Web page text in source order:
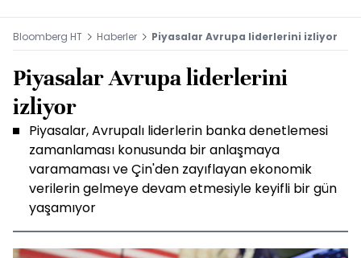
Bloomberg HT Haberler Piyasalar Avrupa liderlerini izliyor
Piyasalar Avrupa liderlerini
izliyor
Piyasalar, Avrupalı liderlerin banka denetlemesi
zamanlaması konusunda bir anlaşmaya
varamaması ve Çin'den zayıflayan ekonomik
verilerin gelmeye devam etmesiyle keyifli bir gün
yaşamıyor